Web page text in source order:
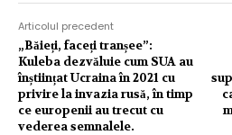
Articolul precedent
„Băieți, faceți tranșee”:
Kuleba dezvăluie cum SUA au
înștiințat Ucraina în 2021 cu
privire la invazia rusă, în timp
ce europenii au trecut cu
vederea semnalele.